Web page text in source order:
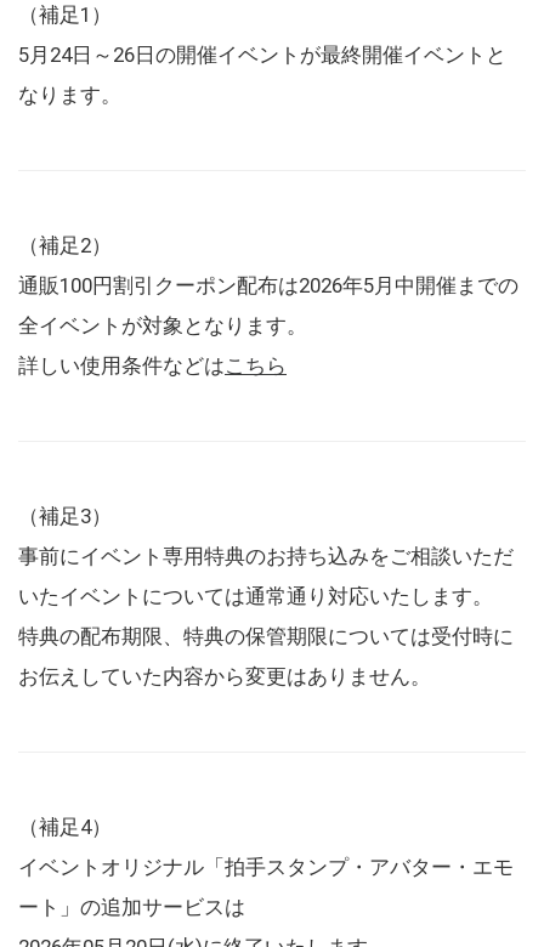
（補足1）
5月24日～26日の開催イベントが最終開催イベントと
なります。
（補足2）
通販100円割引クーポン配布は2026年5月中開催までの
全イベントが対象となります。
詳しい使用条件などはこちら
（補足3）
事前にイベント専用特典のお持ち込みをご相談いただ
いたイベントについては通常通り対応いたします。
特典の配布期限、特典の保管期限については受付時に
お伝えしていた内容から変更はありません。
（補足4）
イベントオリジナル「拍手スタンプ・アバター・エモ
ート」の追加サービスは